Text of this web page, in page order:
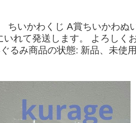
ちいかわくじ A賞ちいかわ
れて発送します。 よろし
るみ商品の状態: 新品、未使用